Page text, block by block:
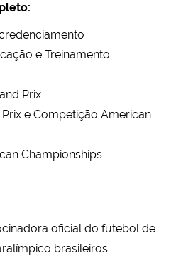
e Treinamento
Prix
e Competição American
Championships
oficial do futebol de
brasileiros.